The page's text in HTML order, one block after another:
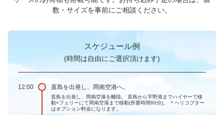
数・サイズを事前にご相談ください。
スケジュール例
(時間は自由にご選択頂けます)
12:00 直島を出発し、岡南空港へ。
直島を出発し、岡南空港を離陸。 直島から宇野港までハイヤーで移
動+フェリーにて岡南空港まで移動(所要時間60分)。 ＊ヘリコプター
はオプション料金になります。